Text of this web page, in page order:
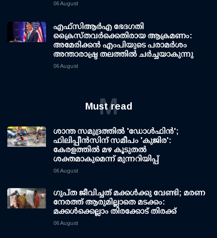
06 August
എഫ്‌സി‌ആര്‍‌എ ഭേദഗതി
ക്രൈസ്തവർക്കെതിരായ ആക്രമണം:
അമേരിക്കൻ എംപിയുടെ പരാമർശം
അന്താരാഷ്ട്ര തലത്തിൽ ചർച്ചയാകുന്നു
06 August
Must read
M
ശാന്ത സമുദ്രത്തില്‍ 'ഡോള്‍ഫിന്‍';
ഫിലിപ്പീന്‍സിന് സമീപം 'കുജിര':
കേരളത്തില്‍ മഴ കൂടുതല്‍
ശക്തമാകുമെന്ന് മുന്നറിയിപ്പ്
06 August
ഗുപ്ത ജീവിച്ചത് മക്കള്‍ക്കു വേണ്ടി; മരണ
നേരത്ത് ആരുമില്ലാതെ മടക്കം:
മക്കള്‍ക്കെല്ലാം തിരക്കോട് തിരക്ക്
06 August